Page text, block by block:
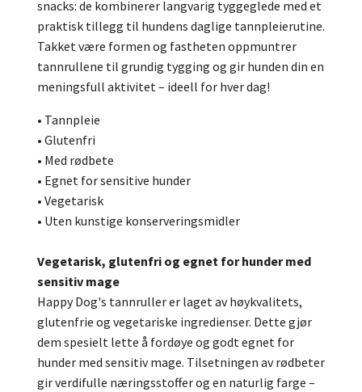
snacks: de kombinerer langvarig tyggeglede med et
praktisk tillegg til hundens daglige tannpleierutine.
Takket være formen og fastheten oppmuntrer
tannrullene til grundig tygging og gir hunden din en
meningsfull aktivitet – ideell for hver dag!
• Tannpleie
• Glutenfri
• Med rødbete
• Egnet for sensitive hunder
• Vegetarisk
• Uten kunstige konserveringsmidler
Vegetarisk, glutenfri og egnet for hunder med
sensitiv mage
Happy Dog's tannruller er laget av høykvalitets,
glutenfrie og vegetariske ingredienser. Dette gjør
dem spesielt lette å fordøye og godt egnet for
hunder med sensitiv mage. Tilsetningen av rødbeter
gir verdifulle næringsstoffer og en naturlig farge –